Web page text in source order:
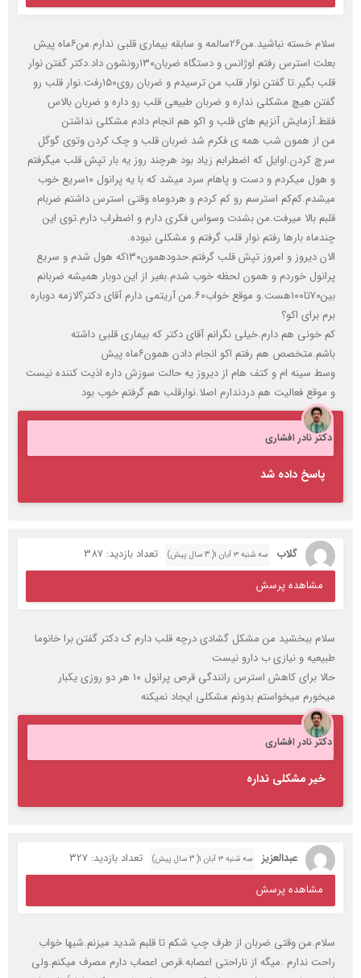
سلام خسته نباشید.من۲۶سالمه و سابقه بیماری قلبی ندارم.من۶ماه پیش
بعلت استرس رفتم اوژانس و دستگاه ضربان۱۳۰رونشون داد.دکتر گفتن نوار
قلب بگیر.تا گفتن نوار قلب من ترسیدم و ضربان روی۱۵۰رفت.نوار قلب رو
گفتن هیچ مشکلی نداره و ضربان طبیعی قلب رو داره و ضربان بالاس
فقط.آزمایش آنزیم های قلب و اکو هم انجام دادم مشکلی نداشتن
من از همون شب همه ی فکرم شد ضربان قلب و چک کردن وتوی گوگل
سرچ کردن.اوایل که اضطرابم زیاد بود هرچند روز یه بار تپش قلب میگرفتم
و هول میکردم و دست و پاهام سرد میشد که با یه پرانول ۱۰سریع خوب
میشدم.کم‌کم استرسم رو کم کردم و هردوماه وقتی استرس داشتم ضربام
قلبم بالا میرفت.من بشدت وسواس فکری دارم و اضطراب دارم.توی این
چندماه بارها رفتم نوار قلب گرفتم و مشکلی نبوده.
الان دیروز و امروز تپش قلب گرفتم.حدودهمون۱۳۰که هول شدم و سریع
پرانول خوردم و همون لحظه خوب شدم.بغیر از این دوبار همیشه ضربانم
بین۷۰تا۱۰۰هست.و موقع خواب۶۰.من آریتمی دارم آقای دکتر؟لازمه دوباره
برم برای اکو؟
کم خونی هم دارم.خیلی نگرانم آقای دکتر که بیماری قلبی داشته
باشم.متخصص هم رفتم اکو انجام دادن همون۶ماه پیش
وسط سینه ام و کتف هام از دیروز یه حالت سوزش داره اذیت کننده نیست
و موقع فعالیت هم دردندارم اصلا.نوارقلب هم گرفتم خوب بود
دکتر نادر افشاری
پاسخ داده شد
گلاب سه شنبه ۳ آبان ۱( 3 سال پیش)
تعداد بازدید: 387
مشاهده پرسش
سلام ببخشید من مشکل گشادی درچه قلب دارم ک دکتر گفتن برا خانوما
طبیعیه و نیازی ب دارو نیست
حالا برای کاهش استرس رانندگی قرص پرانول ۱۰ هر دو روزی یکبار
میخورم میخواستم بدونم مشکلی ایجاد نمیکنه
دکتر نادر افشاری
خیر مشکلی نداره
عبدالعزیز سه شنبه ۳ آبان ۱( 3 سال پیش)
تعداد بازدید: 327
مشاهده پرسش
سلام.من وقتی ضربان از طرف چپ شکم تا قلبم شدید میزنم.شبها خواب
راحت ندارم .میگه از ناراحتی اعصابه.قرص اعصاب دارم مصرف میکنم.ولی